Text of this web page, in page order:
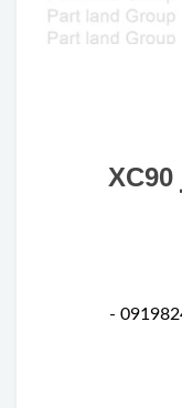
09198249416 -